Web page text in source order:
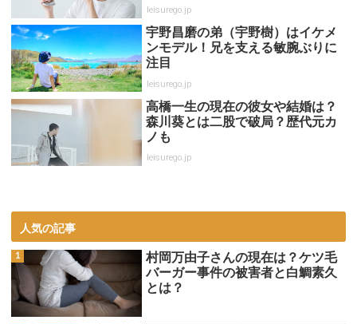
leisurego.jp
宇野昌磨の弟（宇野樹）はイケメ
ンモデル！兄を支える敏腕ぶりに
注目
leisurego.jp
高橋一生の現在の彼女や結婚は？
森川葵とは二股で破局？歴代元カ
ノも
leisurego.jp
人気の記事
村岡万由子さんの現在は？ケツ毛
バーガー事件の被害者と白鯛素久
とは？